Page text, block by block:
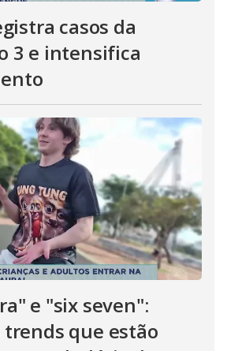
casos da
3 e intensifica
e "six seven":
trends que estão